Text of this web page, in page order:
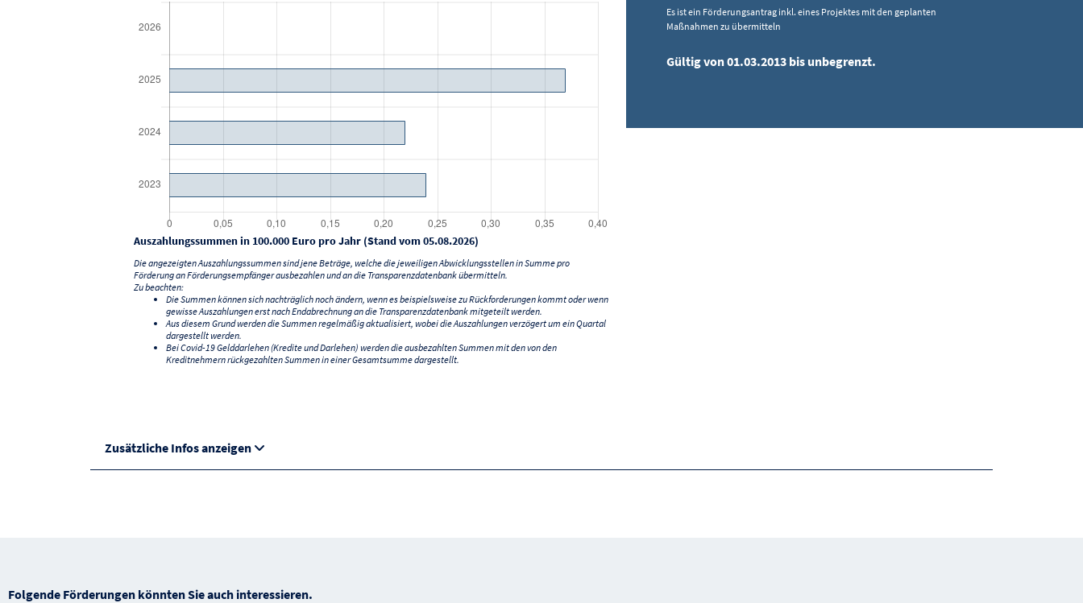
Auszahlungssummen in 100.000 Euro pro Jahr (Stand vom 05.08.2026)
Die angezeigten Auszahlungssummen sind jene Beträge, welche die jeweiligen Abwicklungsstellen in Summe pro
Förderung an Förderungsempfänger ausbezahlen und an die Transparenzdatenbank übermitteln.
Zu beachten:
Die Summen können sich nachträglich noch ändern, wenn es beispielsweise zu Rückforderungen kommt oder wenn
gewisse Auszahlungen erst nach Endabrechnung an die Transparenzdatenbank mitgeteilt werden.
Aus diesem Grund werden die Summen regelmäßig aktualisiert, wobei die Auszahlungen verzögert um ein Quartal
dargestellt werden.
Bei Covid-19 Gelddarlehen (Kredite und Darlehen) werden die ausbezahlten Summen mit den von den
Kreditnehmern rückgezahlten Summen in einer Gesamtsumme dargestellt.
Es ist ein Förderungsantrag inkl. eines Projektes mit den geplanten
Maßnahmen zu übermitteln
Gültig von 01.03.2013 bis unbegrenzt.
Zusätzliche Infos anzeigen
Folgende Förderungen könnten Sie auch interessieren.